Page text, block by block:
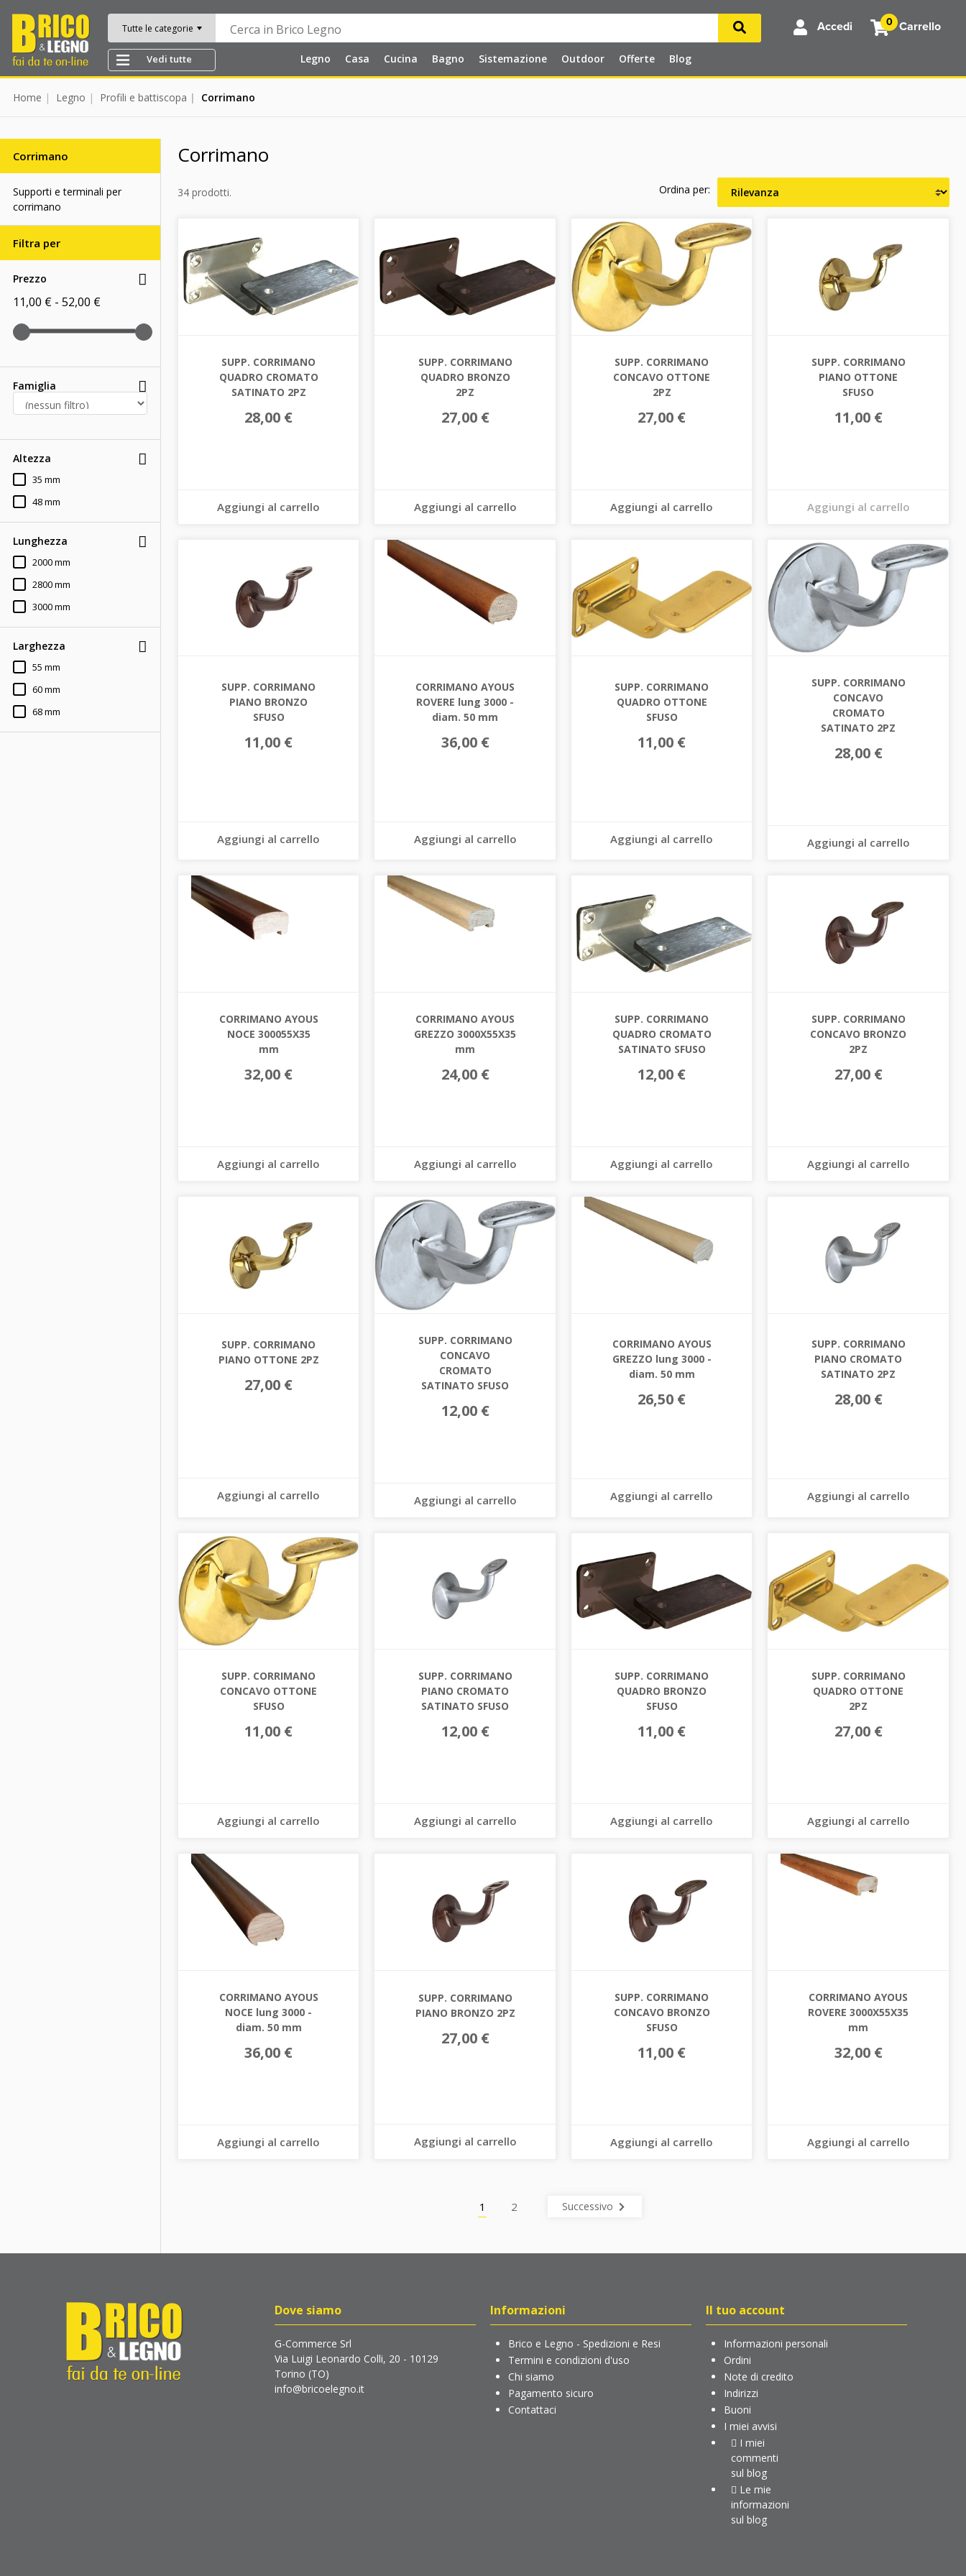
Tutte le categorie
Vedi tutte Legno Casa Cucina Bagno Sistemazione Outdoor Offerte Blog
Carrello
0
Accedi
Home Legno Profili e battiscopa Corrimano
Corrimano
Supporti e terminali per
corrimano
Filtra per
Prezzo
11,00 € - 52,00 €
Famiglia
Altezza
35 mm
48 mm
Lunghezza
2000 mm
2800 mm
3000 mm
Larghezza
55 mm
60 mm
68 mm
Corrimano
34 prodotti. Ordina per:
SUPP. CORRIMANO
QUADRO CROMATO
SATINATO 2PZ
28,00 €
Aggiungi al carrello
SUPP. CORRIMANO
QUADRO BRONZO
2PZ
27,00 €
Aggiungi al carrello
SUPP. CORRIMANO
CONCAVO OTTONE
2PZ
27,00 €
Aggiungi al carrello
SUPP. CORRIMANO
PIANO OTTONE
SFUSO
11,00 €
Aggiungi al carrello
SUPP. CORRIMANO
PIANO BRONZO
SFUSO
11,00 €
Aggiungi al carrello
CORRIMANO AYOUS
ROVERE lung 3000 -
diam. 50 mm
36,00 €
Aggiungi al carrello
SUPP. CORRIMANO
QUADRO OTTONE
SFUSO
11,00 €
Aggiungi al carrello
SUPP. CORRIMANO
CONCAVO
CROMATO
SATINATO 2PZ
28,00 €
Aggiungi al carrello
CORRIMANO AYOUS
NOCE 300055X35
mm
32,00 €
Aggiungi al carrello
CORRIMANO AYOUS
GREZZO 3000X55X35
mm
24,00 €
Aggiungi al carrello
SUPP. CORRIMANO
QUADRO CROMATO
SATINATO SFUSO
12,00 €
Aggiungi al carrello
SUPP. CORRIMANO
CONCAVO BRONZO
2PZ
27,00 €
Aggiungi al carrello
SUPP. CORRIMANO
PIANO OTTONE 2PZ
27,00 €
Aggiungi al carrello
SUPP. CORRIMANO
CONCAVO
CROMATO
SATINATO SFUSO
12,00 €
Aggiungi al carrello
CORRIMANO AYOUS
GREZZO lung 3000 -
diam. 50 mm
26,50 €
Aggiungi al carrello
SUPP. CORRIMANO
PIANO CROMATO
SATINATO 2PZ
28,00 €
Aggiungi al carrello
SUPP. CORRIMANO
CONCAVO OTTONE
SFUSO
11,00 €
Aggiungi al carrello
SUPP. CORRIMANO
PIANO CROMATO
SATINATO SFUSO
12,00 €
Aggiungi al carrello
SUPP. CORRIMANO
QUADRO BRONZO
SFUSO
11,00 €
Aggiungi al carrello
SUPP. CORRIMANO
QUADRO OTTONE
2PZ
27,00 €
Aggiungi al carrello
CORRIMANO AYOUS
NOCE lung 3000 -
diam. 50 mm
36,00 €
Aggiungi al carrello
SUPP. CORRIMANO
PIANO BRONZO 2PZ
27,00 €
Aggiungi al carrello
SUPP. CORRIMANO
CONCAVO BRONZO
SFUSO
11,00 €
Aggiungi al carrello
CORRIMANO AYOUS
ROVERE 3000X55X35
mm
32,00 €
Aggiungi al carrello
1 2 Successivo
Dove siamo
G-Commerce Srl
Via Luigi Leonardo Colli, 20 - 10129
Torino (TO)
info@bricoelegno.it
Informazioni
Brico e Legno - Spedizioni e Resi
Termini e condizioni d'uso
Chi siamo
Pagamento sicuro
Contattaci
Il tuo account
Informazioni personali
Ordini
Note di credito
Indirizzi
Buoni
I miei avvisi
I miei
commenti
sul blog
Le mie
informazioni
sul blog